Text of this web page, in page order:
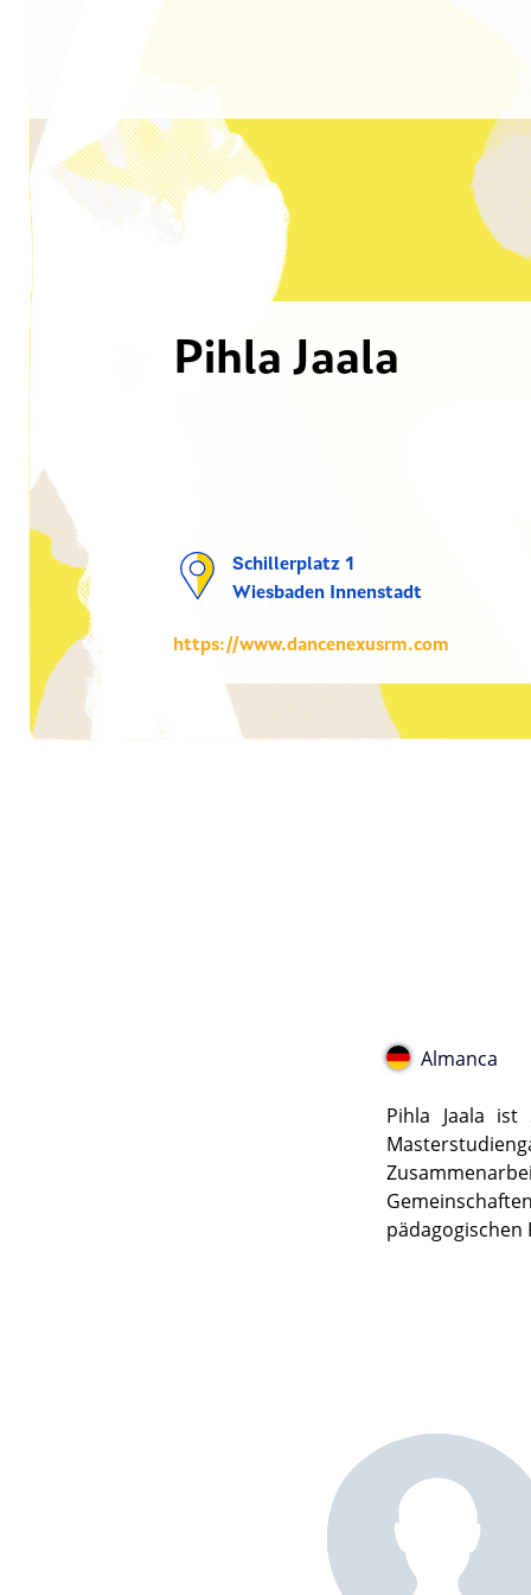
Pihla Jaala
Schillerplatz 1
Wiesbaden Innenstadt
https://www.dancenexusrm.com
Almanca
Pihla Jaala
pädagogischen